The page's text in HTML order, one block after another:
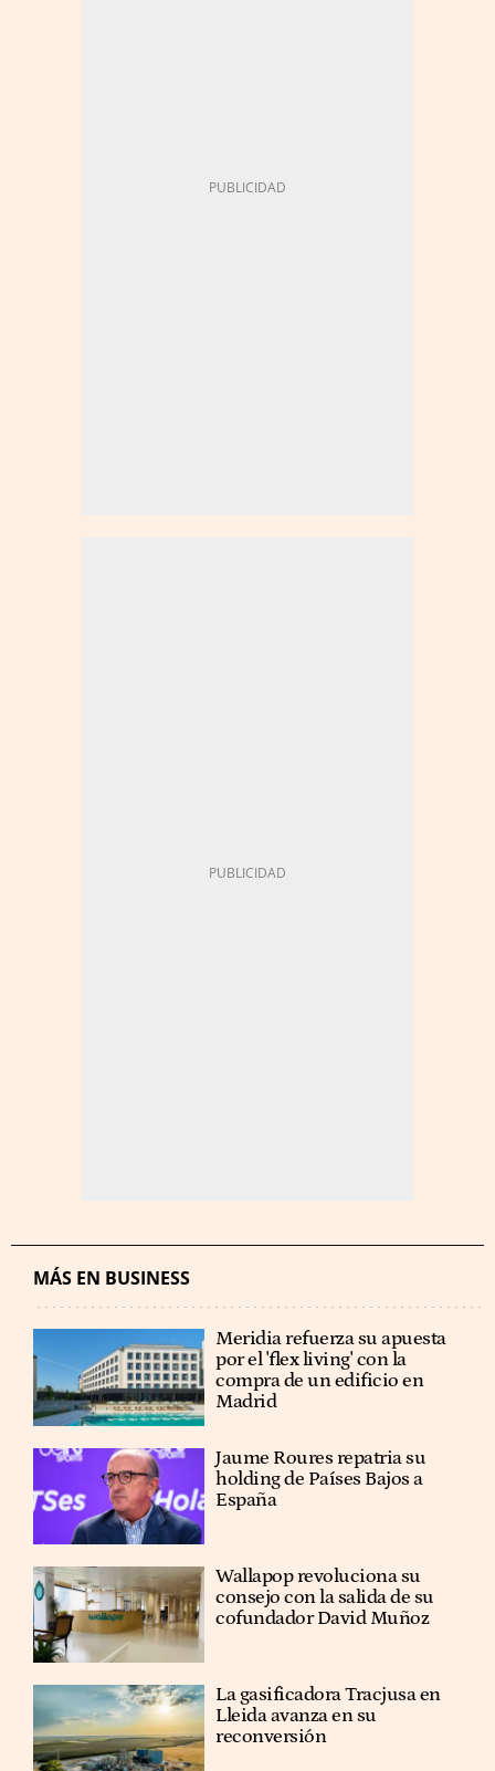
MÁS EN BUSINESS
Meridia refuerza su apuesta
por el 'flex living' con la
compra de un edificio en
Madrid
Jaume Roures repatria su
holding de Países Bajos a
España
Wallapop revoluciona su
consejo con la salida de su
cofundador David Muñoz
La gasificadora Tracjusa en
Lleida avanza en su
reconversión